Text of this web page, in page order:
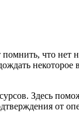
что нет
Здесь
от